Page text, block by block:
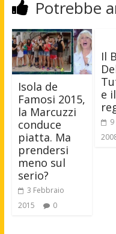
Potrebbe
Isola de
Famosi 2015,
la Marcuzzi
conduce
piatta. Ma
prendersi
meno sul
serio?
3 Febbraio
2015
0
Il
e il